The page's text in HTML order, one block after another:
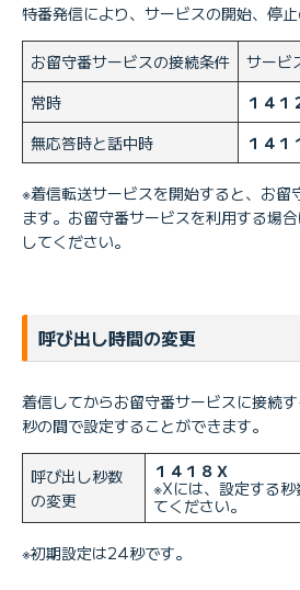
特番発信により、サービスの開始、停止
お留守番サービスの接続条件 サービ
常時
１４１
無応答時と話中時
１４１
※着信転送サービスを開始すると、お留
ます。お留守番サービスを利用する場
してください。
呼び出し時間の変更
着信してからお留守番サービスに接続
秒の間で設定することができます。
呼び出し秒数
の変更
１４１８Ｘ
※Xには、設定する
てください。
※初期設定は24秒です。